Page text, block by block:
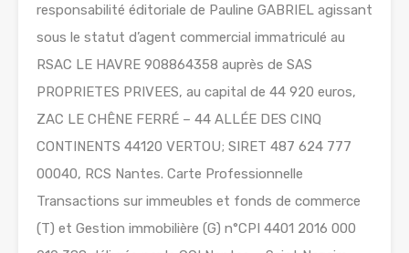
responsabilité éditoriale de Pauline GABRIEL agissant
sous le statut d’agent commercial immatriculé au
RSAC LE HAVRE 908864358 auprès de SAS
PROPRIETES PRIVEES, au capital de 44 920 euros,
ZAC LE CHÊNE FERRÉ – 44 ALLÉE DES CINQ
CONTINENTS 44120 VERTOU; SIRET 487 624 777
00040, RCS Nantes. Carte Professionnelle
Transactions sur immeubles et fonds de commerce
(T) et Gestion immobilière (G) n°CPI 4401 2016 000